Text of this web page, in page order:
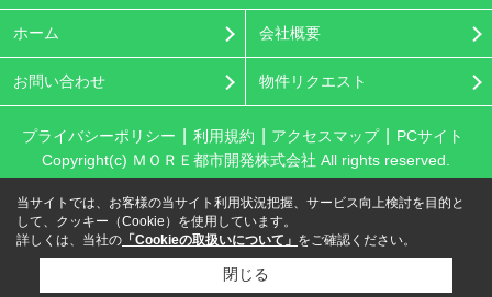
ホーム 会社概要
お問い合わせ 物件リクエスト
プライバシーポリシー 利用規約 アクセスマップ
PCサイト
Copyright(c) ＭＯＲＥ都市開発株式会社 All rights reserved.
当サイトでは、お客様の当サイト利用状況把握、サービス向上検討を目的と
して、クッキー（Cookie）を使用しています。
詳しくは、当社の 「Cookieの取扱いについて」 をご確認ください。
閉じる